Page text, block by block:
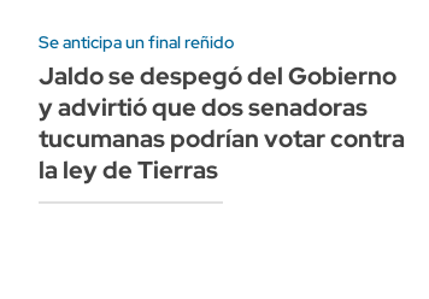
Se anticipa un final reñido
Jaldo se despegó del Gobierno
y advirtió que dos senadoras
tucumanas podrían votar contra
la ley de Tierras